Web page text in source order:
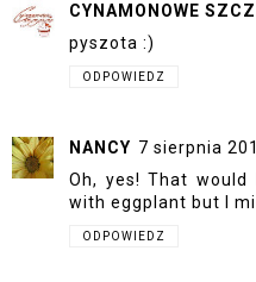
CYNAMONOWE
pyszota :)
ODPOWIEDZ
NANCY 7 sierpnia
Oh, yes! That
with eggplant but I
ODPOWIEDZ